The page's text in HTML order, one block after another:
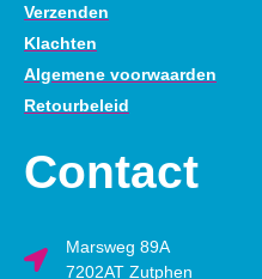
Verzenden
Klachten
Algemene voorwaarden
Retourbeleid
Contact
Marsweg 89A
7202AT Zutphen